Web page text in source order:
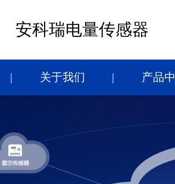
安科瑞电量传感器
关于我们 产品